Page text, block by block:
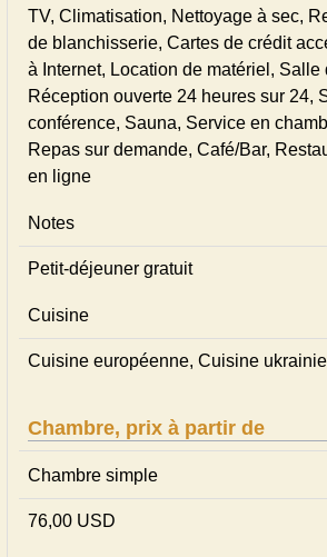
TV, Climatisation, Nettoyage à sec,
de blanchisserie, Cartes de crédit
à Internet, Location de matériel, Salle
Réception ouverte 24 heures sur 24,
conférence, Sauna, Service en
Repas sur demande, Café/Bar,
en ligne
Notes
Petit-déjeuner gratuit
Cuisine
Cuisine européenne, Cuisine
Chambre, prix à partir de
Chambre simple
76,00 USD